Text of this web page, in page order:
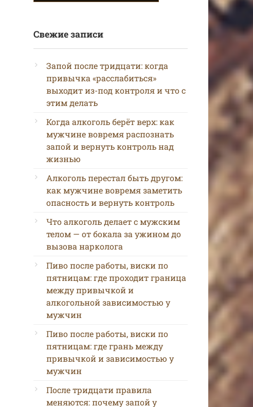
Свежие записи
Запой после тридцати: когда
привычка «расслабиться»
выходит из-под контроля и что с
этим делать
Когда алкоголь берёт верх: как
мужчине вовремя распознать
запой и вернуть контроль над
жизнью
Алкоголь перестал быть другом:
как мужчине вовремя заметить
опасность и вернуть контроль
Что алкоголь делает с мужским
телом — от бокала за ужином до
вызова нарколога
Пиво после работы, виски по
пятницам: где проходит граница
между привычкой и
алкогольной зависимостью у
мужчин
Пиво после работы, виски по
пятницам: где грань между
привычкой и зависимостью у
мужчин
После тридцати правила
меняются: почему запой у